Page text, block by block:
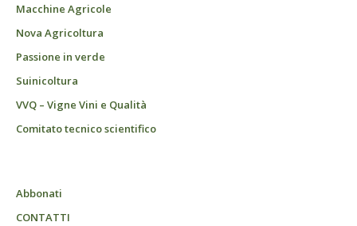
Macchine Agricole
Nova Agricoltura
Passione in verde
Suinicoltura
VVQ – Vigne Vini e Qualità
Comitato tecnico scientifico
Abbonati
CONTATTI